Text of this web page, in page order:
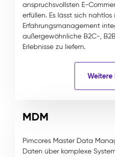
anspruchsvollsten E-
erfüllen. Es lässt sich
Erfahrungsmanagement
außergewöhnliche B2C-,
Erlebnisse zu liefern.
Weitere
MDM
Pimcores Master Data
Daten über komplexe